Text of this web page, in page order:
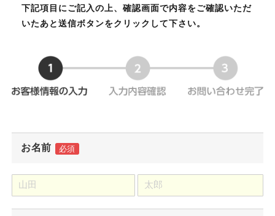
下記項目にご記入の上、確認画面で内容をご確認いただ
いたあと送信ボタンをクリックして下さい。
お名前 必須